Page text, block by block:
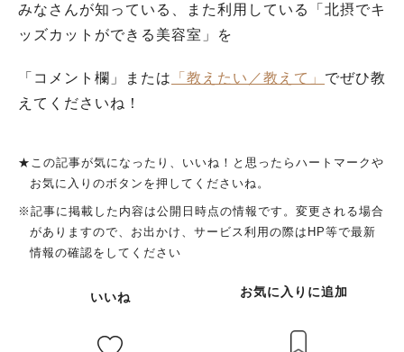
みなさんが知っている、また利用している「北摂でキ
ッズカットができる美容室」を
「コメント欄」または 「教えたい／教えて」 でぜひ教
えてくださいね！
★この記事が気になったり、いいね！と思ったらハートマークや
お気に入りのボタンを押してくださいね。
※記事に掲載した内容は公開日時点の情報です。変更される場合
がありますので、お出かけ、サービス利用の際はHP等で最新
情報の確認をしてください
いいね お気に入りに追加